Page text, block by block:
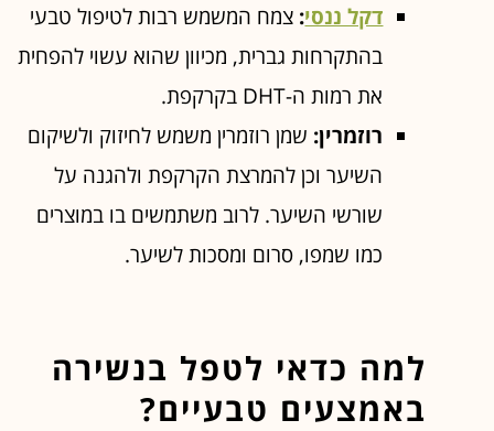
דקל ננסי: צמח המשמש רבות לטיפול טבעי
בהתקרחות גברית, מכיוון שהוא עשוי להפחית
את רמות ה-DHT בקרקפת.
רוזמרין: שמן רוזמרין משמש לחיזוק ולשיקום
השיער וכן להמרצת הקרקפת ולהגנה על
שורשי השיער. לרוב משתמשים בו במוצרים
כמו שמפו, סרום ומסכות לשיער.
למה כדאי לטפל בנשירה
באמצעים טבעיים?